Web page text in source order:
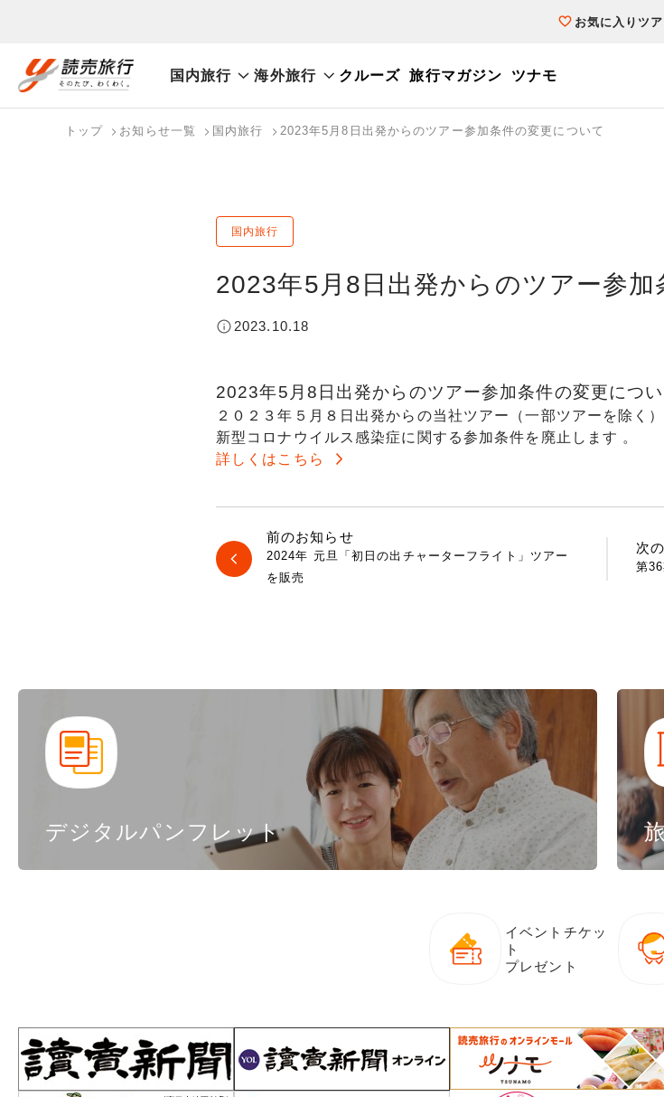
お気に入りツ
国内旅行 海外旅行 クルーズ 旅行マガジン ツナモ
国内旅行トップ
海外旅行トップ
トップ お知らせ一覧 国内旅行 2023年5月8日出発からのツアー参加条件の変更について
国内旅行
2023年5月8日出発からのツアー参加
2023.10.18
2023年5月8日出発からのツアー参加条件の変更につ
２０２３年５月８日出発からの当社ツアー（一部ツアーを除く
新型コロナウイルス感染症に関する参加条件を廃止します 。
詳しくはこちら
前のお知らせ
2024年 元旦「初日の出チャーターフライト」ツアー
を販売
次
第
デジタルパンフレット
イベントチケッ
ト
プレゼント